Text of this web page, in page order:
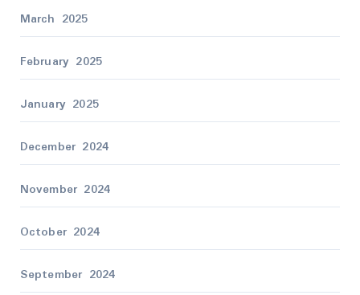
March 2025
February 2025
January 2025
December 2024
November 2024
October 2024
September 2024